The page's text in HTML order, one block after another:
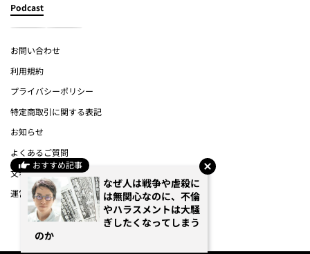
おすすめ記事
なぜ人は戦争や虐殺に
は無関心なのに、不倫
やハラスメントは大騒
ぎしたくなってしまう
のか
Podcast
お問い合わせ
利用規約
プライバシーポリシー
特定商取引に関する表記
お知らせ
よくあるご質問
文春オンライン
運営会社
(c) Bungeishunju Ltd.